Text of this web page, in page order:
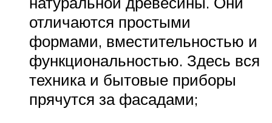
отличаются простыми
формами, вместительностью и
функциональностью. Здесь вся
техника и бытовые приборы
прячутся за фасадами;